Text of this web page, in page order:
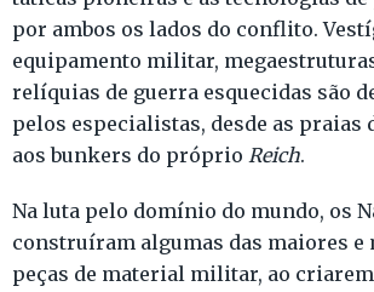
por ambos os lados do conflito.
equipamento militar,
relíquias de guerra esquecidas são
pelos especialistas, desde as praias
aos bunkers do próprio Reich.
Na luta pelo domínio do mundo, os
construíram algumas das maiores
peças de material militar, ao